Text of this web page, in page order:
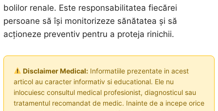
bolilor renale. Este responsabilitatea fiecărei
persoane să își monitorizeze sănătatea și să
acționeze preventiv pentru a proteja rinichii.
Disclaimer Medical:Informatiile prezentate in acest
articol au caracter informativ si educational. Ele nu
inlocuiesc consultul medical profesionist, diagnosticul sau
tratamentul recomandat de medic. Inainte de a incepe orice